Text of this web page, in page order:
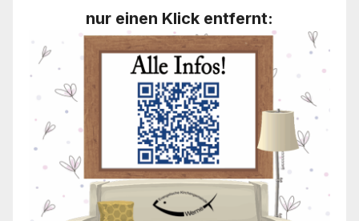
nur einen Klick entfernt: